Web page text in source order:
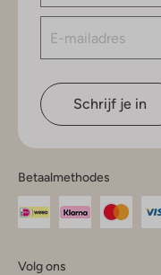
Schrijf je in
Betaalmethodes
Volg ons